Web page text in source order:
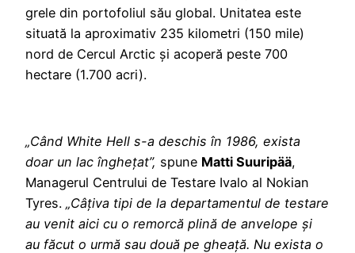
grele din portofoliul său global. Unitatea este
situată la aproximativ 235 kilometri (150 mile)
nord de Cercul Arctic și acoperă peste 700
hectare (1.700 acri).
„Când White Hell s-a deschis în 1986, exista
doar un lac înghețat”, spune Matti Suuripää,
Managerul Centrului de Testare Ivalo al Nokian
Tyres. „Câțiva tipi de la departamentul de testare
au venit aici cu o remorcă plină de anvelope și
au făcut o urmă sau două pe gheață. Nu exista o